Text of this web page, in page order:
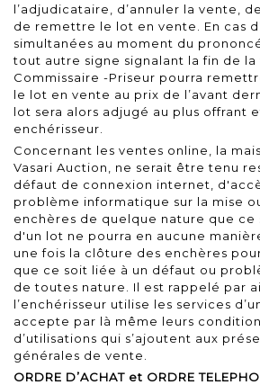
l’adjudicataire, d’annuler la vente,
de remettre le lot en vente. En cas
simultanées au moment du
tout autre signe signalant la fin de
Commissaire -Priseur pourra
le lot en vente au prix de l’avant
lot sera alors adjugé au plus offrant
enchérisseur.
Concernant les ventes online, la
Vasari Auction, ne serait être tenu
défaut de connexion internet,
problème informatique sur la mise
enchères de quelque nature que ce
d'un lot ne pourra en aucune
une fois la clôture des enchères
que ce soit liée à un défaut ou
de toutes nature. Il est rappelé par
l’enchérisseur utilise les services
accepte par là même leurs
d’utilisations qui s’ajoutent aux
générales de vente.
ORDRE D’ACHAT et ORDRE